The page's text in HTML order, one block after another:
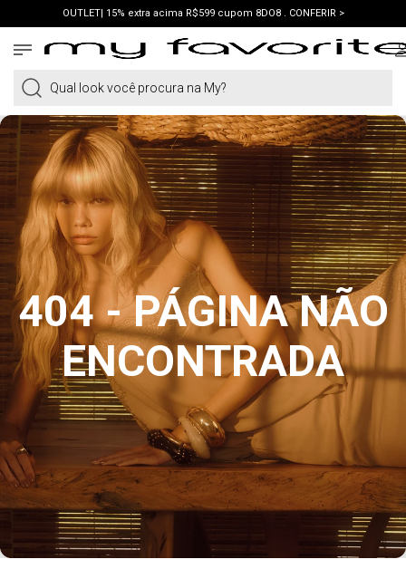
OUTLET| 15% extra acima R$599 cupom 8DO8 . CONFERIR >
PRIMEIRA COMPRA | ganhe 10% cupom WELCOME. VER LOOKS >
Qual look você procura na My?
404 - PÁGINA NÃO
ENCONTRADA